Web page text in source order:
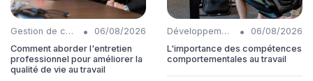
Gestion de carrière •
06/08/2026
Comment aborder l'entretien
professionnel pour améliorer la
qualité de vie au travail
Développement personnel •
06/08/2026
L'importance des compétences
comportementales au travail